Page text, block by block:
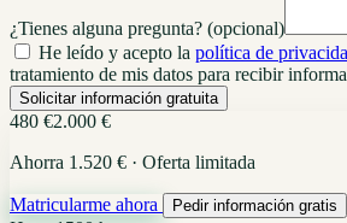
¿Tienes alguna pregunta? (opcional)
He leído y acepto la política de
tratamiento de mis datos para recibir
Solicitar información gratuita
480 €2.000 €
Ahorra 1.520 € · Oferta limitada
Matricularme ahora Pedir información gratis